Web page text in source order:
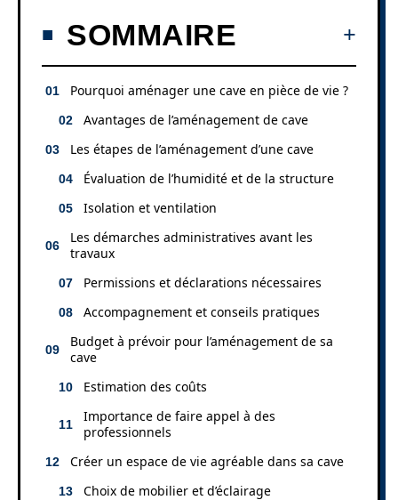
SOMMAIRE
Pourquoi aménager une cave en pièce de vie ?
Avantages de l’aménagement de cave
Les étapes de l’aménagement d’une cave
Évaluation de l’humidité et de la structure
Isolation et ventilation
Les démarches administratives avant les
travaux
Permissions et déclarations nécessaires
Accompagnement et conseils pratiques
Budget à prévoir pour l’aménagement de sa
cave
Estimation des coûts
Importance de faire appel à des
professionnels
Créer un espace de vie agréable dans sa cave
Choix de mobilier et d’éclairage